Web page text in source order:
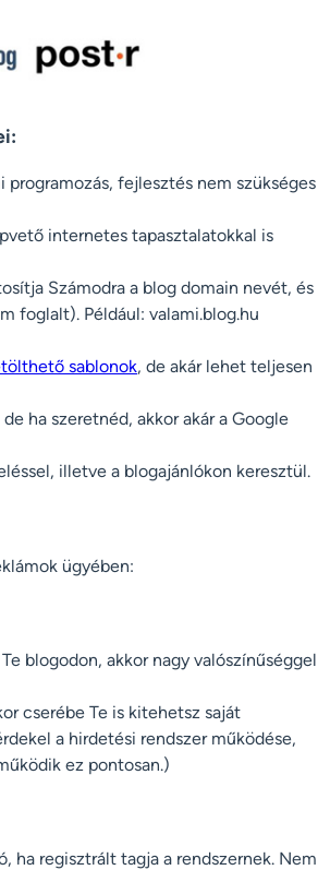
fejlesztés nem szükséges
internetes tapasztalatokkal is
Számodra a blog domain nevét, és
foglalt). Például: valami.blog.hu
sablonok, de akár lehet teljesen
ha szeretnéd, akkor akár a Google
illetve a blogajánlókon keresztül.
ügyében:
blogodon, akkor nagy valószínűséggel
cserébe Te is kitehetsz saját
a hirdetési rendszer működése,
ez pontosan.)
ha regisztrált tagja a rendszernek. Nem